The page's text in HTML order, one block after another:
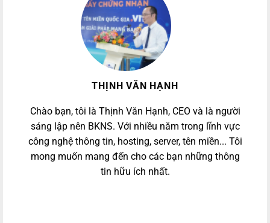
THỊNH VĂN HẠNH
Chào bạn, tôi là Thịnh Văn Hạnh, CEO và là người
sáng lập nên BKNS. Với nhiều năm trong lĩnh vực
công nghệ thông tin, hosting, server, tên miền... Tôi
mong muốn mang đến cho các bạn những thông
tin hữu ích nhất.